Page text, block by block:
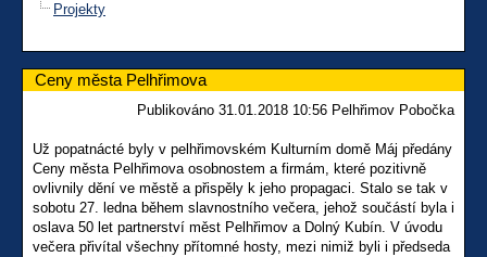
Projekty
Ceny města Pelhřimova
Publikováno 31.01.2018 10:56 Pelhřimov Pobočka
Už popatnácté byly v pelhřimovském Kulturním domě Máj předány
Ceny města Pelhřimova osobnostem a firmám, které pozitivně
ovlivnily dění ve městě a přispěly k jeho propagaci. Stalo se tak v
sobotu 27. ledna během slavnostního večera, jehož součástí byla i
oslava 50 let partnerství měst Pelhřimov a Dolný Kubín. V úvodu
večera přivítal všechny přítomné hosty, mezi nimiž byli i předseda